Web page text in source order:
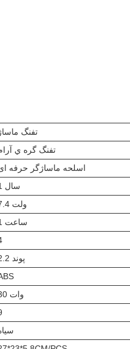
تفنگ ماساژ
تفنگ گره ي
اسلحه ماساژگر حرفه
1 سال
7.4 ولت
1 ساعت
2.2 پوند
30 وات